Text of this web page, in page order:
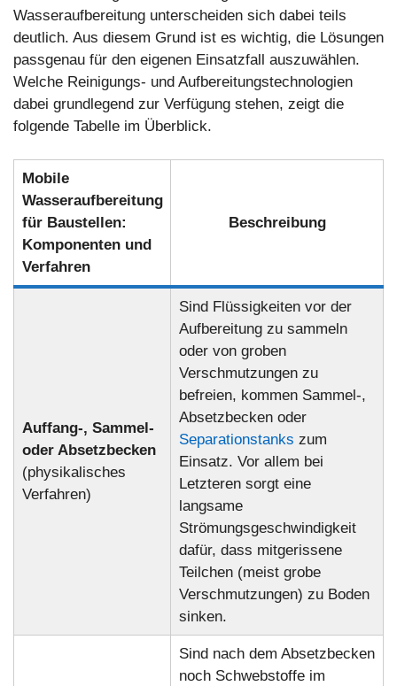
Wasseraufbereitung unterscheiden sich dabei teils
deutlich. Aus diesem Grund ist es wichtig, die Lösungen
passgenau für den eigenen Einsatzfall auszuwählen.
Welche Reinigungs- und Aufbereitungstechnologien
dabei grundlegend zur Verfügung stehen, zeigt die
folgende Tabelle im Überblick.
Mobile
Wasseraufbereitung
für Baustellen:
Komponenten und
Verfahren
Beschreibung
Auffang-, Sammel-
oder Absetzbecken
(physikalisches
Verfahren)
Sind Flüssigkeiten vor der
Aufbereitung zu sammeln
oder von groben
Verschmutzungen zu
befreien, kommen Sammel-,
Absetzbecken oder
Separationstanks zum
Einsatz. Vor allem bei
Letzteren sorgt eine
langsame
Strömungsgeschwindigkeit
dafür, dass mitgerissene
Teilchen (meist grobe
Verschmutzungen) zu Boden
sinken.
Sind nach dem Absetzbecken
noch Schwebstoffe im